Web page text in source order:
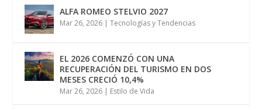
ALFA ROMEO STELVIO 2027
Mar 26, 2026 |Tecnologías y Tendencias
EL 2026 COMENZÓ CON UNA
RECUPERACIÓN DEL TURISMO EN DOS
MESES CRECIÓ 10,4%
Mar 26, 2026 | Estilo de Vida